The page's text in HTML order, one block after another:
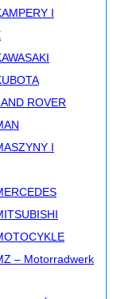
I
ROVER
I
– Motorradwerk